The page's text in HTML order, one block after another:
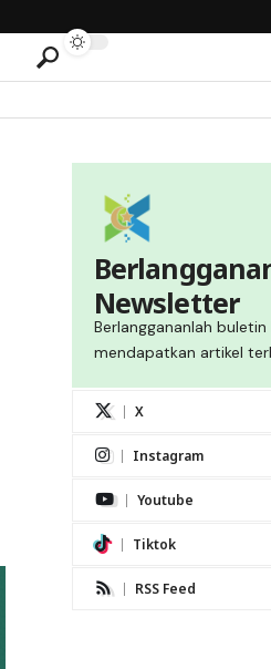
Newsletter
Berlanggananlah
mendapatkan artikel
X
Instagram
Youtube
Tiktok
RSS Feed